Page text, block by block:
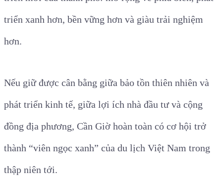
triển xanh hơn, bền vững hơn và giàu trải nghiệm
hơn.
Nếu giữ được cân bằng giữa bảo tồn thiên nhiên và
phát triển kinh tế, giữa lợi ích nhà đầu tư và cộng
đồng địa phương, Cần Giờ hoàn toàn có cơ hội trở
thành “viên ngọc xanh” của du lịch Việt Nam trong
thập niên tới.